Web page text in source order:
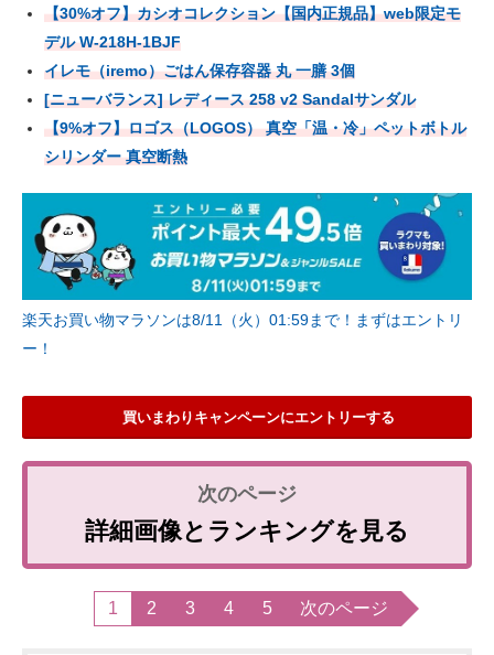
【30%オフ】カシオコレクション【国内正規品】web限定モ
デル W-218H-1BJF
イレモ（iremo）ごはん保存容器 丸 一膳 3個
[ニューバランス] レディース 258 v2 Sandalサンダル
【9%オフ】ロゴス（LOGOS） 真空「温・冷」ペットボトル
シリンダー 真空断熱
楽天お買い物マラソンは8/11（火）01:59まで！まずはエントリ
ー！
買いまわりキャンペーンにエントリーする
詳細画像とランキングを見る
1 2 3 4 5 次のページ